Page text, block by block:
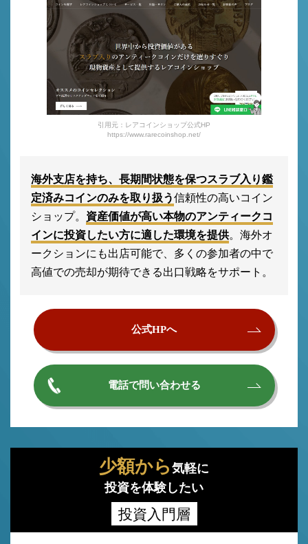
引用元：レアコインショップ公式HP
https://www.rarecoinshop.net/
海外支店を持ち、長期間状態を保つスラブ入り鑑
定済みコインのみを取り扱う信頼性の高いコイン
ショップ。 資産価値が高い本物のアンティークコ
インに投資したい方に適した環境を提供。海外オ
ークションにも出店可能で、多くの参加者の中で
高値での売却が期待できる出口戦略をサポート。
公式HPへ
電話で問い合わせる
少額から 気軽に
投資を体験したい
投資入門層